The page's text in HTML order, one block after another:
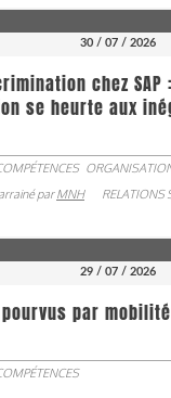
30 / 07 / 2026
chez SAP
se heurte aux
parMNH RELATIONS
29 / 07 / 2026
par